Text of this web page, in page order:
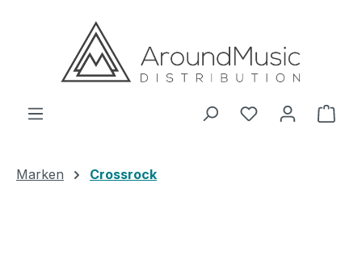
Zum Hauptinhalt springen
Marken Crossrock